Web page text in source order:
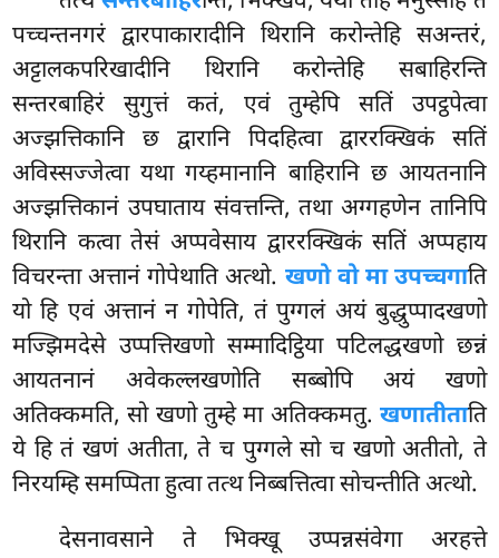
पच्चन्तनगरं द्वारपाकारादीनि थिरानि करोन्तेहि सअन्तरं,
अट्टालकपरिखादीनि थिरानि करोन्तेहि सबाहिरन्ति
सन्तरबाहिरं सुगुत्तं कतं, एवं तुम्हेपि सतिं उपट्ठपेत्वा
अज्झत्तिकानि छ द्वारानि पिदहित्वा द्वाररक्खिकं सतिं
अविस्सज्जेत्वा यथा गय्हमानानि बाहिरानि छ आयतनानि
अज्झत्तिकानं उपघाताय संवत्तन्ति, तथा अग्गहणेन तानिपि
थिरानि कत्वातेसं अप्पवेसाय द्वाररक्खिकं सतिं अप्पहाय
विचरन्ता अत्तानं गोपेथाति अत्थो. खणो वो मा उपच्चगाति
यो हि एवं अत्तानं न गोपेति, तं पुग्गलं अयं बुद्धुप्पादखणो
मज्झिमदेसे उप्पत्तिखणो सम्मादिट्ठिया पटिलद्धखणो छन्नं
आयतनानं अवेकल्लखणोति सब्बोपि अयं खणो
अतिक्कमति, सो खणो तुम्हे मा अतिक्कमतु. खणातीताति
ये हि तं खणं अतीता, ते च पुग्गले सो च खणो अतीतो, ते
निरयम्हि समप्पिता हुत्वा तत्थ निब्बत्तित्वा सोचन्तीति अत्थो.
देसनावसाने ते भिक्खू उप्पन्नसंवेगा अरहत्ते